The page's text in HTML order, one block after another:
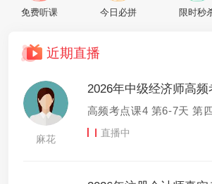
免费听课 今日必拼 限时秒
近期直播
麻花
直播中